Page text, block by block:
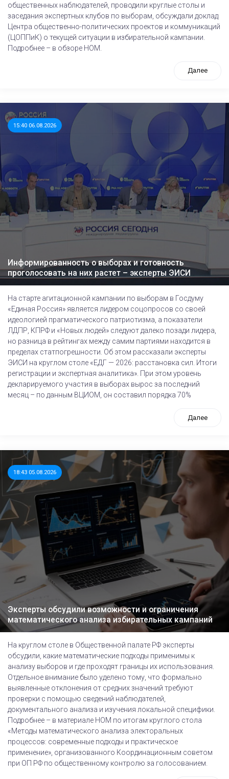
общественных наблюдателей, проводили круглые столы и
заседания экспертных клубов по выборам, обсуждали доклад
Центра общественно-политических проектов и коммуникаций
(ЦОППиК) о текущей ситуации в избирательной кампании.
Подробнее – в обзоре НОМ.
Далее
15:40 06.08.2026
Информированность о выборах и готовность
проголосовать на них растет – эксперты ЭИСИ
На старте агитационной кампании по выборам в Госдуму
«Единая Россия» является лидером соцопросов со своей
идеологией прагматического патриотизма, а показатели
ЛДПР, КПРФ и «Новых людей» следуют далеко позади лидера,
но разница в рейтингах между самим партиями находится в
пределах статпогрешности. Об этом рассказали эксперты
ЭИСИ на круглом столе «ЕДГ — 2026: расстановка сил. Итоги
регистрации и экспертная аналитика». При этом уровень
декларируемого участия в выборах вырос за последний
месяц – по данным ВЦИОМ, он составил порядка 70%
Далее
18:43 05.08.2026
Эксперты обсудили возможности и ограничения
математического анализа избирательных кампаний
На круглом столе в Общественной палате РФ эксперты
обсудили, какие математические подходы применимы к
анализу выборов и где проходят границы их использования.
Отдельное внимание было уделено тому, что формально
выявленные отклонения от средних значений требуют
проверки с помощью сведений наблюдателей,
документального анализа и изучения локальной специфики.
Подробнее – в материале НОМ по итогам круглого стола
«Методы математического анализа электоральных
процессов: современные подходы и практическое
применение», организованного Координационным советом
при ОП РФ по общественному контролю за голосованием.